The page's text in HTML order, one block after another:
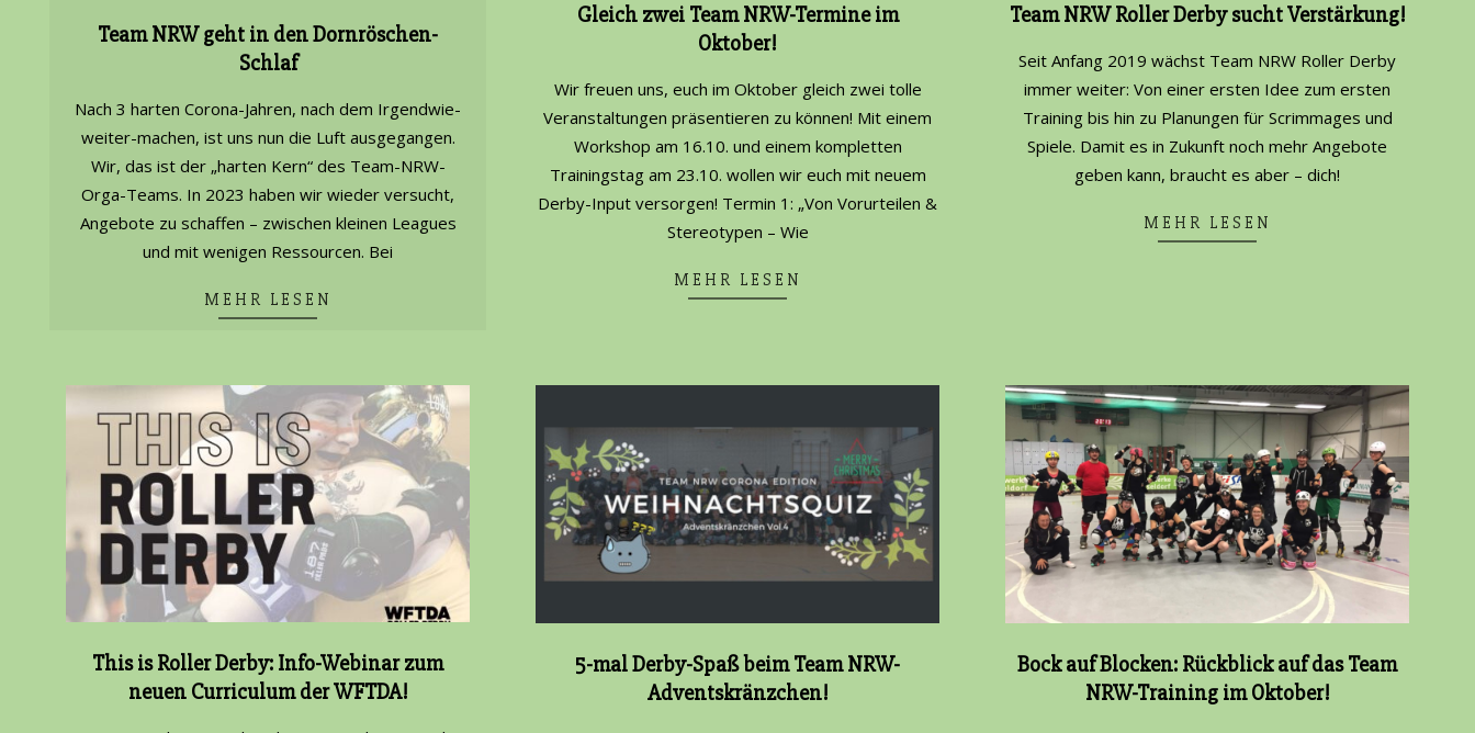
Team NRW geht in den Dornröschen-
Schlaf
11-
21
Nach 3 harten Corona-Jahren, nach dem Irgendwie-
weiter-machen, ist uns nun die Luft ausgegangen.
Wir, das ist der „harten Kern“ des Team-NRW-
Orga-Teams. In 2023 haben wir wieder versucht,
Angebote zu schaffen – zwischen kleinen Leagues
und mit wenigen Ressourcen. Bei
MEHR LESEN
Gleich zwei Team NRW-Termine im
Oktober!
09-
27
Wir freuen uns, euch im Oktober gleich zwei tolle
Veranstaltungen präsentieren zu können! Mit einem
Workshop am 16.10. und einem kompletten
Trainingstag am 23.10. wollen wir euch mit neuem
Derby-Input versorgen! Termin 1: „Von Vorurteilen &
Stereotypen – Wie
MEHR LESEN
Team NRW Roller Derby sucht Verstärkung!
09-
Seit Anfang 2019 wächst Team NRW Roller Derby
immer weiter: Von einer ersten Idee zum ersten
Training bis hin zu Planungen für Scrimmages und
Spiele. Damit es in Zukunft noch mehr Angebote
geben kann, braucht es aber – dich!
MEHR LESEN
This is Roller Derby: Info-Webinar zum
neuen Curriculum der WFTDA!
5-mal Derby-Spaß beim Team NRW-
Adventskränzchen!
Bock auf Blocken: Rückblick auf das Team
NRW-Training im Oktober!